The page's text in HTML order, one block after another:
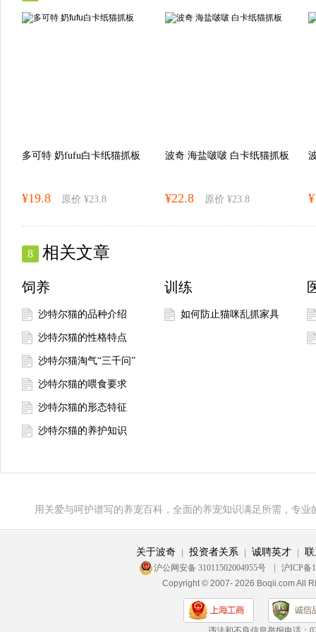
多可特 奶fufu白卡纸猫抓板
¥19.8 原价 ¥23.8
波奇 海盐啵啵 白卡纸猫抓板
¥22.8 原价 ¥23.8
8 相关文章
饲养
沙特尔猫的品种介绍
沙特尔猫的性格特点
沙特尔猫淘气“三千问”
沙特尔猫的喂食要求
沙特尔猫的形态特征
沙特尔猫的养护知识
训练
如何防止猫咪乱抓家具
用关爱与呵护谱写的养宠百科，全面的养宠知识满足所需，专
关于波奇 投资者关系 诚聘英才
沪公网安备 31011502004955号
沪ICP备
Copyright © 2007- 2026 Boqii.com All